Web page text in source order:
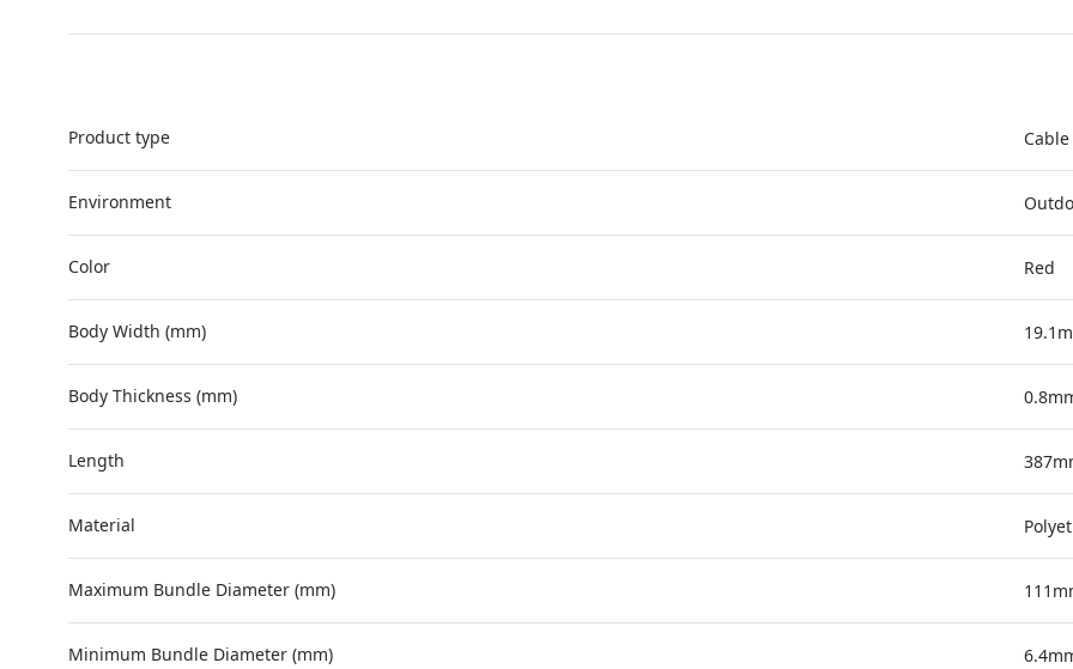
Product type
Environment
Color Red
Body Width (mm)
Body Thickness (mm)
Length
Material
Maximum Bundle Diameter (mm)
Minimum Bundle Diameter (mm)